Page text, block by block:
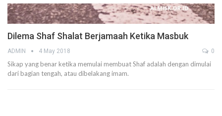
Dilema Shaf Shalat Berjamaah Ketika Masbuk
ADMIN 4 May 2018 0
Sikap yang benar ketika memulai membuat Shaf adalah dengan dimulai
dari bagian tengah, atau dibelakang imam.